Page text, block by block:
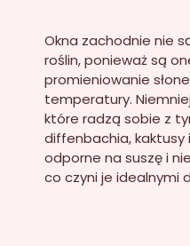
Okna zachodnie nie
roślin, ponieważ są
promieniowanie
temperatury.
które radzą sobie z
diffenbachia, kaktusy
odporne na suszę i
co czyni je idealnymi